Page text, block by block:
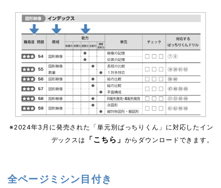
※2024年3月に発売された「単元別ばっちりくん」に対応したイン
デックスは
「こちら」 からダウンロードできます。
全ページミシン目付き